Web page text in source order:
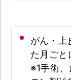
がん・上
た月ごと
※1手術